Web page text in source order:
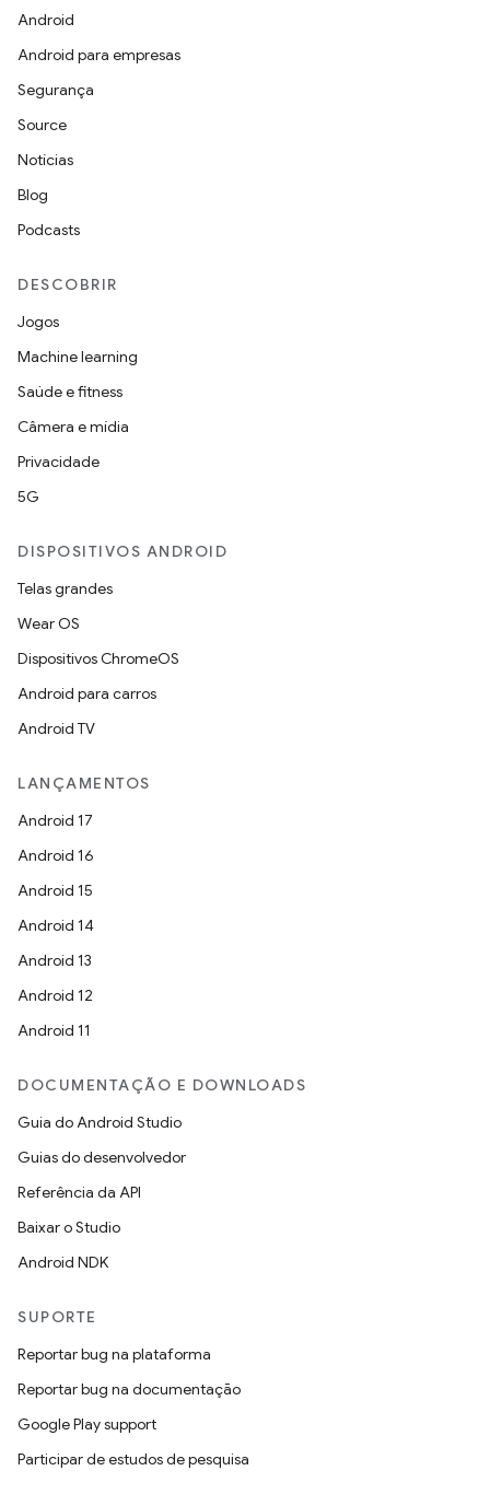
Android
Android para empresas
Segurança
Source
Notícias
Blog
Podcasts
DESCOBRIR
Jogos
Machine learning
Saúde e fitness
Câmera e mídia
Privacidade
5G
DISPOSITIVOS ANDROID
Telas grandes
Wear OS
Dispositivos ChromeOS
Android para carros
Android TV
LANÇAMENTOS
Android 17
Android 16
Android 15
Android 14
Android 13
Android 12
Android 11
DOCUMENTAÇÃO E DOWNLOADS
Guia do Android Studio
Guias do desenvolvedor
Referência da API
Baixar o Studio
Android NDK
SUPORTE
Reportar bug na plataforma
Reportar bug na documentação
Google Play support
Participar de estudos de pesquisa